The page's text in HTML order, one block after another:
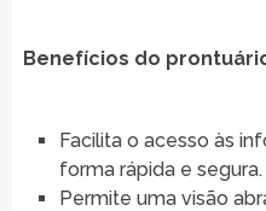
Benefícios do
Facilita o acesso às
forma rápida e segura.
Permite uma visão